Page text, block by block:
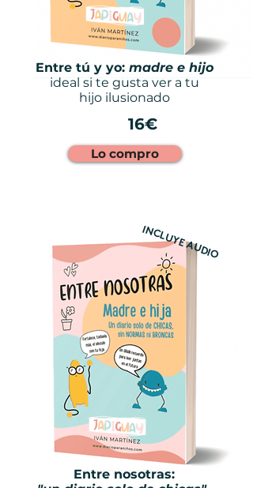
Entre tú y yo: madre e hijo
ideal si te gusta ver a tu
hijo ilusionado
16€
Lo compro
Entre nosotras:
INCLUYE AUDIO